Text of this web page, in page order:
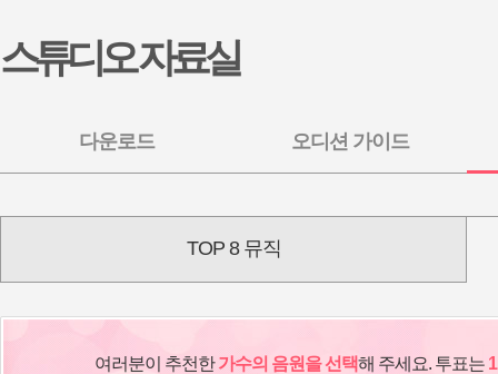
여러분이 추천한 해 주세요. 투표는